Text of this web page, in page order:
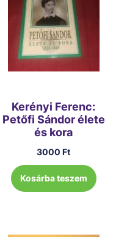
Kerényi Ferenc:
Petőfi Sándor élete
és kora
3000Ft
Kosárba teszem